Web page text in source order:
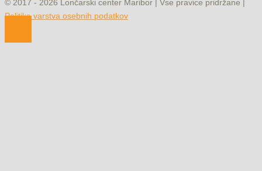
© 2017 - 2026 Lončarski center Maribor | Vse pravice pridržane |
Politika varstva osebnih podatkov